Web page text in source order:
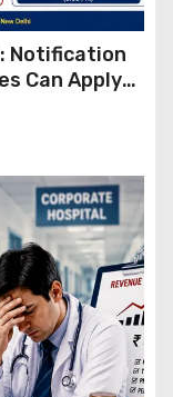
Notification
Can Apply